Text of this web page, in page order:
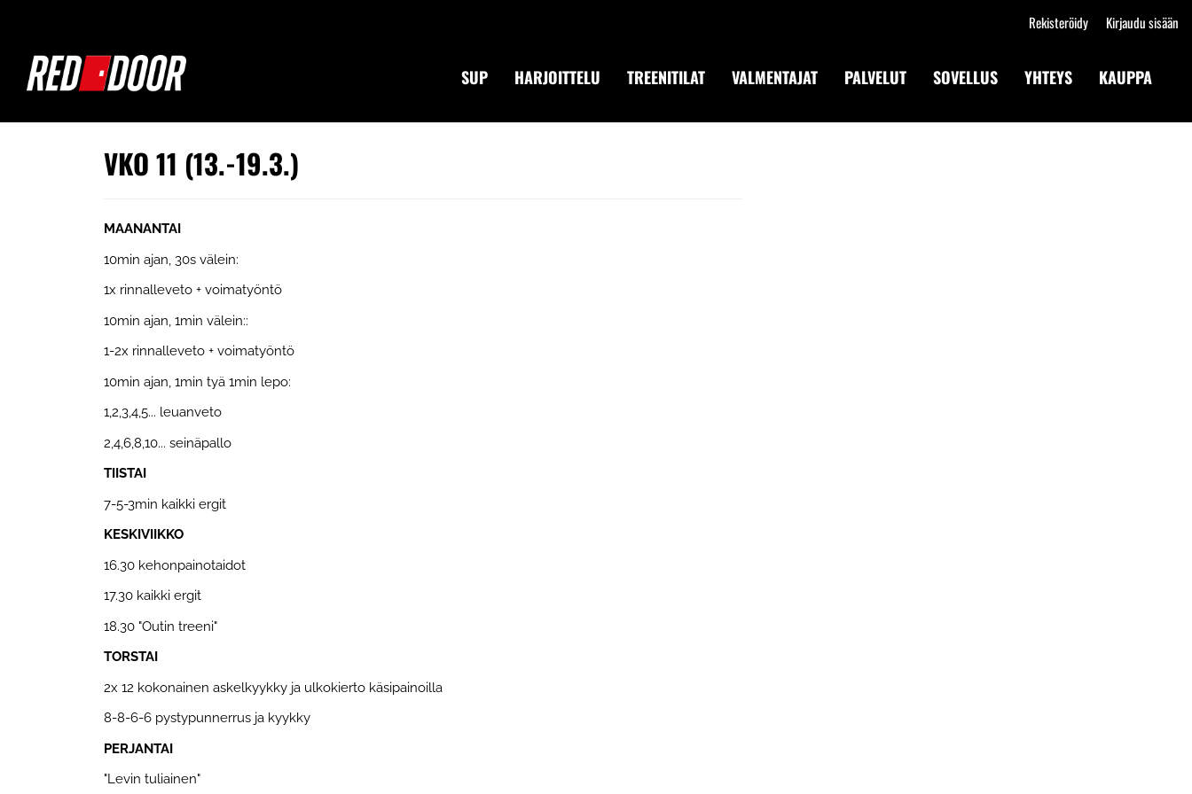
Rekisteröidy Kirjaudu sisään
SUP HARJOITTELU TREENITILAT VALMENTAJAT PALVELUT SOVELLUS YHTEYS KAUPPA
VKO 11 (13.-19.3.)
MAANANTAI
10min ajan, 30s välein:​​​​​​​
1x rinnalleveto + voimatyöntö
10min ajan, 1min välein::
1-2x rinnalleveto + voimatyöntö
10min ajan, 1min tyä 1min lepo:
1,2,3,4,5... leuanveto
2,4,6,8,10... seinäpallo
TIISTAI
7-5-3min kaikki ergit
KESKIVIIKKO
16.30 kehonpainotaidot
17.30 kaikki ergit
18.30 "Outin treeni"
TORSTAI
2x 12 kokonainen askelkyykky ja ulkokierto käsipainoilla
8-8-6-6 pystypunnerrus ja kyykky
PERJANTAI
"Levin tuliainen"